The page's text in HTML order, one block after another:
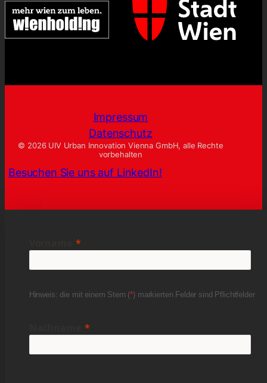
Impressum
Datenschutz
© 2026 UIV Urban Innovation Vienna GmbH, alle Rechte
vorbehalten
Besuchen Sie uns auf LinkedIn!
Hinweis: die mit einem Stern (*) markierten Felder sind Pflichtfelder